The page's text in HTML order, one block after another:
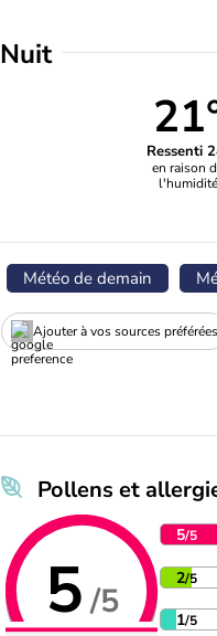
Nuit
Ressenti
en raison
l'humidité
Météo de demain
Ajouter à vos sources préférées
Pollens et
5/5
5/5
2/5
1/5